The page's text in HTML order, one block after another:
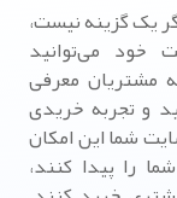
یک گزینه نیست،
خود می‌توانید
مشتریان معرفی
و تجربه خریدی
شما این امکان
را پیدا کنند،